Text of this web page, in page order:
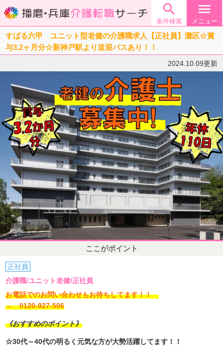

条件検索
menu
メニュー
すばる六甲 ユニット型老健の介護職求人【正社員】灘区☆賞
与3.2ヶ月分☆新神戸駅より送迎バスあり！！
2024.10.09更新
ここがポイント
正社員
介護職/ユニット老健/正社員
お電話でのお問い合わせもお待ちしてます！！
→ 0120-927-506
《おすすめのポイント》
☆30代～40代の明るく元気な方が大勢活躍してます！！